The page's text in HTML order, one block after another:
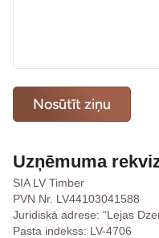
Uzņēmuma
SIA LV Timber
PVN Nr. LV44103041588
Juridiskā adrese: “Lejas
Pasta indekss: LV-4706